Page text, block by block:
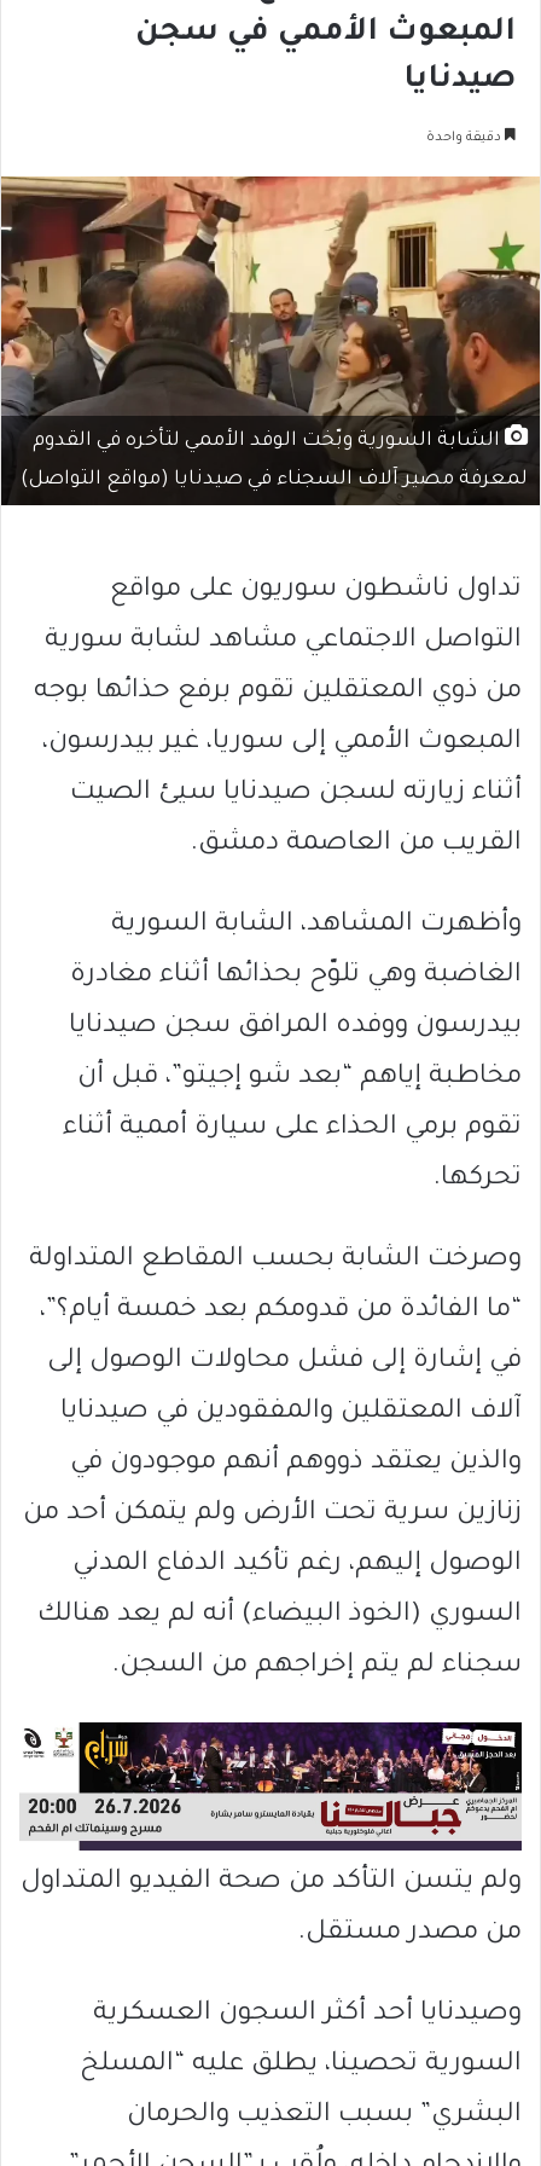
المبعوث الأممي في سجن
صيدنايا
دقيقة واحدة
الشابة السورية وبّخت الوفد الأممي لتأخره في القدوم
لمعرفة مصير آلاف السجناء في صيدنايا (مواقع التواصل)
تداول ناشطون سوريون على مواقع
التواصل الاجتماعي مشاهد لشابة سورية
من ذوي المعتقلين تقوم برفع حذائها بوجه
المبعوث الأممي إلى سوريا، غير بيدرسون،
أثناء زيارته لسجن صيدنايا سيئ الصيت
القريب من العاصمة دمشق.
وأظهرت المشاهد، الشابة السورية
الغاضبة وهي تلوّح بحذائها أثناء مغادرة
بيدرسون ووفده المرافق سجن صيدنايا
مخاطبة إياهم “بعد شو إجيتو”، قبل أن
تقوم برمي الحذاء على سيارة أممية أثناء
تحركها.
وصرخت الشابة بحسب المقاطع المتداولة
“ما الفائدة من قدومكم بعد خمسة أيام؟”،
في إشارة إلى فشل محاولات الوصول إلى
آلاف المعتقلين والمفقودين في صيدنايا
والذين يعتقد ذووهم أنهم موجودون في
زنازين سرية تحت الأرض ولم يتمكن أحد من
الوصول إليهم، رغم تأكيد الدفاع المدني
السوري (الخوذ البيضاء) أنه لم يعد هنالك
سجناء لم يتم إخراجهم من السجن.
ولم يتسن التأكد من صحة الفيديو المتداول
من مصدر مستقل.
وصيدنايا أحد أكثر السجون العسكرية
السورية تحصينا، يطلق عليه “المسلخ
البشري” بسبب التعذيب والحرمان